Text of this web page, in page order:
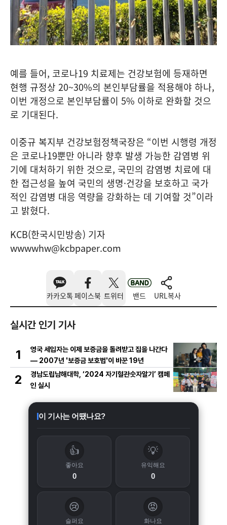
예를 들어, 코로나19 치료제는 건강보험에 등재하면
현행 규정상 20~30%의 본인부담률을 적용해야 하나,
이번 개정으로 본인부담률이 5% 이하로 완화할 것으
로 기대된다.
이중규 복지부 건강보험정책국장은 “이번 시행령 개정
은 코로나19뿐만 아니라 향후 발생 가능한 감염병 위
기에 대처하기 위한 것으로, 국민의 감염병 치료에 대
한 접근성을 높여 국민의 생명·건강을 보호하고 국가
적인 감염병 대응 역량을 강화하는 데 기여할 것”이라
고 밝혔다.
KCB(한국시민방송) 기자
wwwwhw@kcbpaper.com
카카오톡 페이스북 트위터 밴드 URL복사
실시간 인기 기사
1
영국 세입자는 이제 보증금을 돌려받고 집을 나간다
— 2007년 '보증금 보호법'이 바꾼 19년
2
경남도립남해대학, ‘2024 자기혈관숫자알기’ 캠페
인 실시
이 기사는 어땠나요?
👍
좋아요
0
💡
유익해요
0
😢
슬퍼요
😡
화나요